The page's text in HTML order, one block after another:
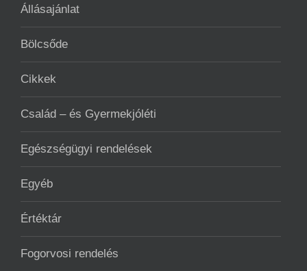
Állásajánlat
Bölcsőde
Cikkek
Család – és Gyermekjóléti
Egészségügyi rendelések
Egyéb
Értéktár
Fogorvosi rendelés